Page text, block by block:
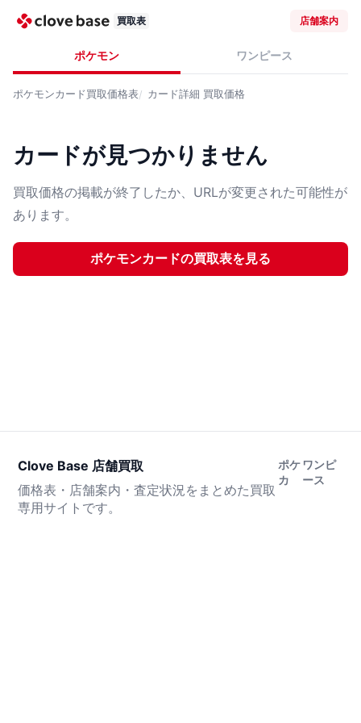
買取表 店舗案内
ポケモン ワンピース
ポケモンカード買取価格表 カード詳細 買取価格
カードが見つかりません
買取価格の掲載が終了したか、URLが変更された可能性が
あります。
ポケモンカードの買取表を見る
Clove Base 店舗買取
価格表・店舗案内・査定状況をまとめた買取
専用サイトです。
ポケ
カ
ワンピ
ース